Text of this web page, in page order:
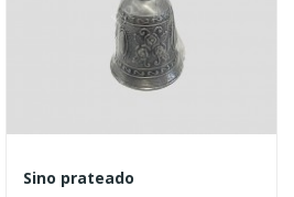
Sino prateado